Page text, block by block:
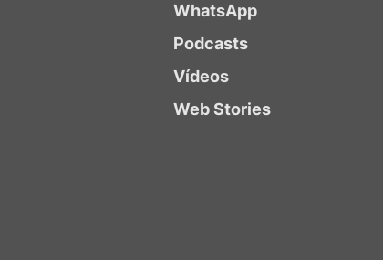
WhatsApp
Podcasts
Vídeos
Web Stories